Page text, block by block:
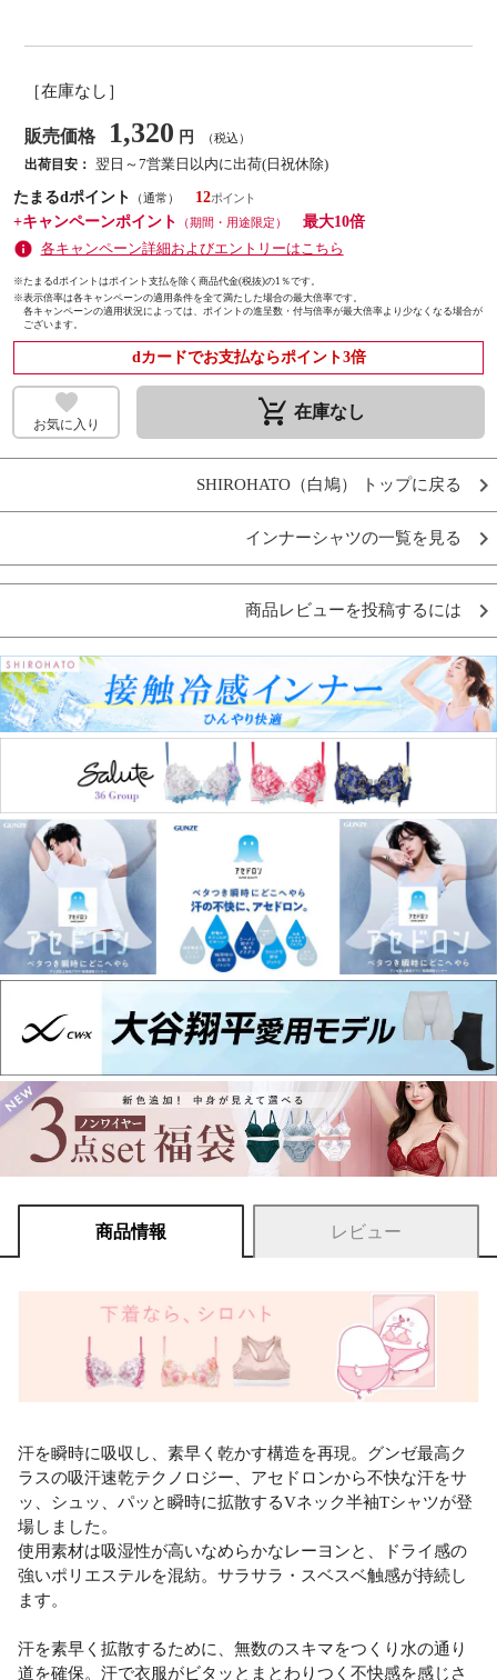
［在庫なし］
販売価格 1,320 円 （税込）
出荷目安： 翌日～7営業日以内に出荷(日祝休除)
たまるdポイント
（通常）
12
+キャンペーンポイント
（期間・用途限定）
最大10倍
各キャンペーン詳細およびエントリーはこちら
※たまるdポイントはポイント支払を除く商品代金(税抜)の1％です。
※表示倍率は各キャンペーンの適用条件を全て満たした場合の最大倍率です。
各キャンペーンの適用状況によっては、ポイントの進呈数・付与倍率が最大倍率より少なくなる場合が
ございます。
dカードでお支払ならポイント3倍
お気に入り remove_shopping_cart 在庫なし
SHIROHATO（白鳩） トップに戻る
インナーシャツの一覧を見る
商品レビューを投稿するには
商品情報 レビュー
汗を瞬時に吸収し、素早く乾かす構造を再現。グンゼ最高ク
ラスの吸汗速乾テクノロジー、アセドロンから不快な汗をサ
ッ、シュッ、パッと瞬時に拡散するVネック半袖Tシャツが登
場しました。
使用素材は吸湿性が高いなめらかなレーヨンと、ドライ感の
強いポリエステルを混紡。サラサラ・スベスベ触感が持続し
ます。
汗を素早く拡散するために、無数のスキマをつくり水の通り
道を確保。汗で衣服がビタッとまとわりつく不快感を感じさ